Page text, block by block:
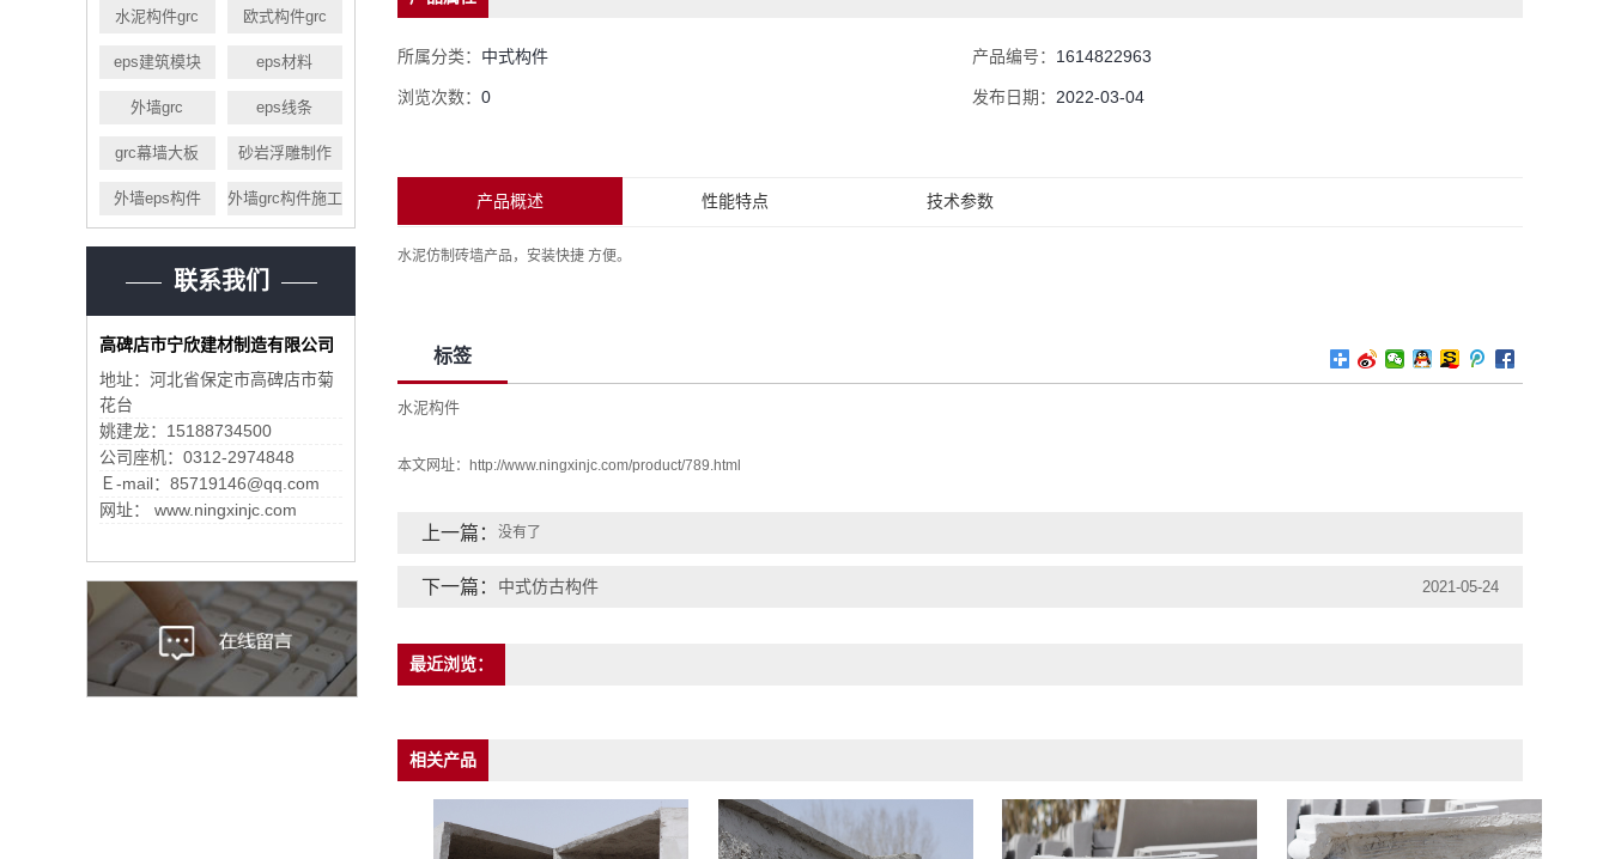
水泥构件grc 欧式构件grc
eps建筑模块 eps材料
外墙grc eps线条
grc幕墙大板 砂岩浮雕制作
外墙eps构件 外墙grc构件施工
联系我们
高碑店市宁欣建材制造有限公司
地址：河北省保定市高碑店市菊
花台
姚建龙：15188734500
公司座机：0312-2974848
Ｅ-mail：85719146@qq.com
网址： www.ningxinjc.com
所属分类： 中式构件 产品编号： 1614822963
浏览次数：0 发布日期： 2022-03-04
产品概述 性能特点 技术参数
水泥仿制砖墙产品，安装快捷 方便。
标签
水泥构件
本文网址： http://www.ningxinjc.com/product/789.html
上一篇： 没有了
下一篇： 中式仿古构件 2021-05-24
最近浏览：
相关产品